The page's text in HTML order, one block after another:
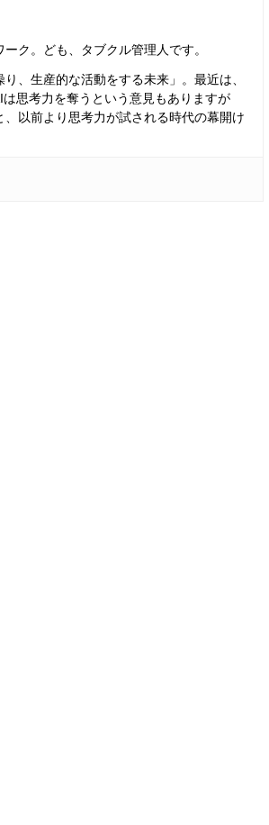
ク。ども、タブクル管理人です。
、生産的な活動をする未来」。最近は、
思考力を奪うという意見もありますが
、以前より思考力が試される時代の幕開け